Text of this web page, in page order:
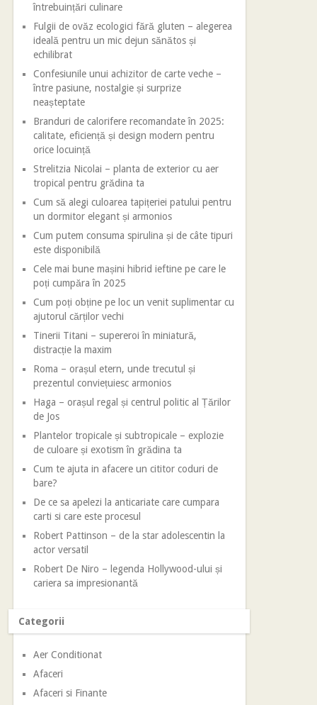
întrebuințări culinare
Fulgii de ovăz ecologici fără gluten – alegerea
ideală pentru un mic dejun sănătos și
echilibrat
Confesiunile unui achizitor de carte veche –
între pasiune, nostalgie și surprize
neașteptate
Branduri de calorifere recomandate în 2025:
calitate, eficiență și design modern pentru
orice locuință
Strelitzia Nicolai – planta de exterior cu aer
tropical pentru grădina ta
Cum să alegi culoarea tapițeriei patului pentru
un dormitor elegant și armonios
Cum putem consuma spirulina și de câte tipuri
este disponibilă
Cele mai bune mașini hibrid ieftine pe care le
poți cumpăra în 2025
Cum poți obține pe loc un venit suplimentar cu
ajutorul cărților vechi
Tinerii Titani – supereroi în miniatură,
distracție la maxim
Roma – orașul etern, unde trecutul și
prezentul conviețuiesc armonios
Haga – orașul regal și centrul politic al Țărilor
de Jos
Plantelor tropicale și subtropicale – explozie
de culoare și exotism în grădina ta
Cum te ajuta in afacere un cititor coduri de
bare?
De ce sa apelezi la anticariate care cumpara
carti si care este procesul
Robert Pattinson – de la star adolescentin la
actor versatil
Robert De Niro – legenda Hollywood-ului și
cariera sa impresionantă
Categorii
Aer Conditionat
Afaceri
Afaceri si Finante